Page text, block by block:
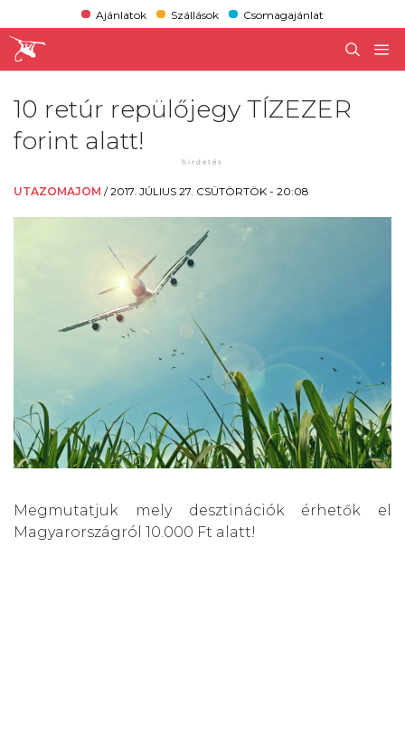
Ajánlatok Szállások Csomagajánlat
10 retúr repülőjegy TÍZEZER
forint alatt!
UTAZOMAJOM /2017. JÚLIUS 27. CSÜTÖRTÖK - 20:08
Megmutatjuk mely desztinációk érhetők el
Magyarországról 10.000 Ft alatt!